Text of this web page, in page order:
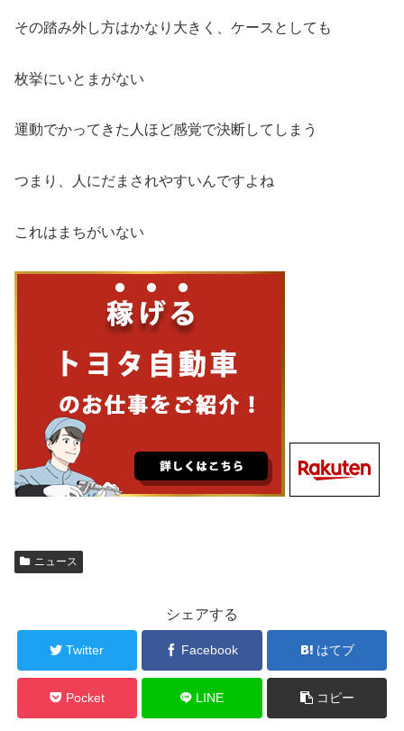
その踏み外し方はかなり大きく、ケースとしても
枚挙にいとまがない
運動でかってきた人ほど感覚で決断してしまう
つまり、人にだまされやすいんですよね
これはまちがいない
ニュース
シェアする
Twitter Facebook はてブ
Pocket LINE コピー